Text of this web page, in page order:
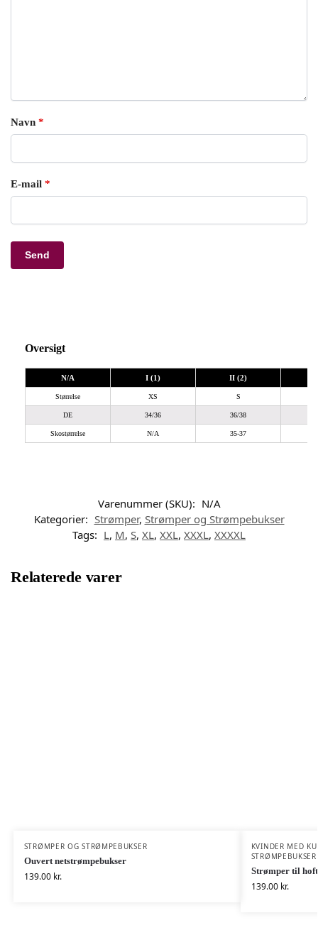
Navn *
E-mail *
Oversigt
N/A I (1) II (2)
Størrelse XS S
DE 34/36 36/38
Skostørrelse N/A 35-37
Varenummer (SKU): N/A
Kategorier: Strømper, Strømper og Strømpebukser
Tags: L, M, S, XL, XXL, XXXL, XXXXL
Relaterede varer
STRØMPER OG STRØMPEBUKSER
Ouvert netstrømpebukser
139.00 kr.
KVINDER MED
STRØMPEBUKSER
Strømper til
139.00 kr.